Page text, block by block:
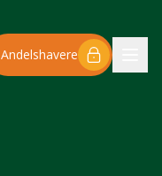
Andelshavere